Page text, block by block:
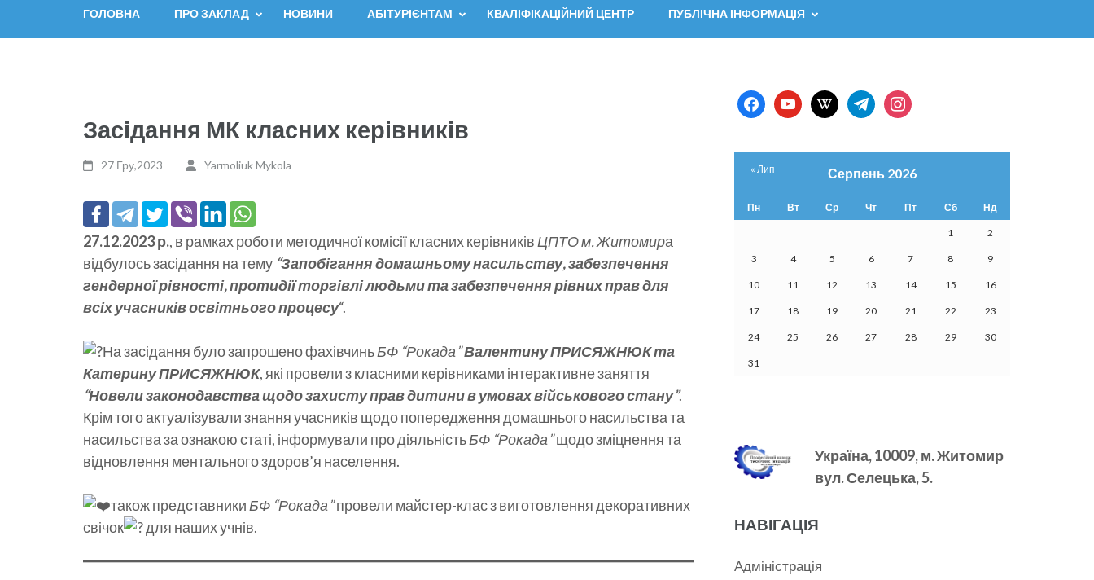
ГОЛОВНА ПРО ЗАКЛАД НОВИНИ АБІТУРІЄНТАМ КВАЛІФІКАЦІЙНИЙ ЦЕНТР ПУБЛІЧНА ІНФОРМАЦІЯ
Засідання МК класних керівників
27 Гру,2023 Yarmoliuk Mykola
27.12.2023 р., в рамках роботи методичної комісії класних керівниківЦПТО м. Житомира
відбулось засідання на тему “Запобігання домашньому насильству, забезпечення
гендерної рівності, протидії торгівлі людьми та забезпечення рівних прав для
всіх учасників освітнього процесу“.
На засідання було запрошено фахівчиньБФ “Рокада”Валентину ПРИСЯЖНЮК та
Катерину ПРИСЯЖНЮК, які провели з класними керівниками інтерактивне заняття
“Новели законодавства щодо захисту прав дитини в умовах військового стану”.
Крім того актуалізували знання учасників щодо попередження домашнього насильства та
насильства за ознакою статі, інформували про діяльністьБФ “Рокада”щодо зміцнення та
відновлення ментального здоров’я населення.
також представникиБФ “Рокада”провели майстер-клас з виготовлення декоративних
свічок
для наших учнів.
facebookyoutubewikipediatelegraminstagram
Серпень 2026
Пн Вт Ср Чт Пт Сб Нд
1 2
3 4 5 6 7 8 9
10 11 12 13 14 15 16
17 18 19 20 21 22 23
24 25 26 27 28 29 30
31
« Лип
Україна, 10009, м.Житомир
вул. Селецька, 5.
НАВІГАЦІЯ
Адміністрація